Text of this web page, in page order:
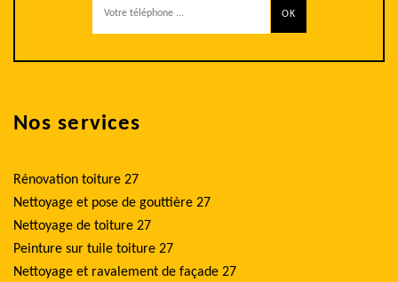
Nos services
Rénovation toiture 27
Nettoyage et pose de gouttière 27
Nettoyage de toiture 27
Peinture sur tuile toiture 27
Nettoyage et ravalement de façade 27